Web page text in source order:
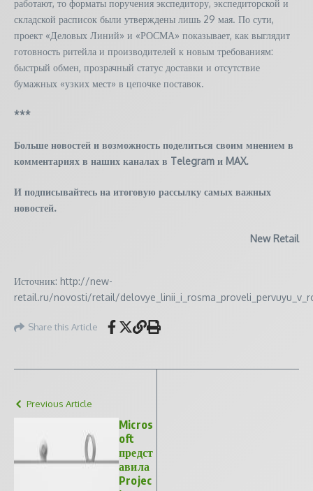
работают, то форматы поручения экспедитору, экспедиторской и
складской расписок были утверждены лишь 29 мая. По сути,
проект «Деловых Линий» и «РОСМА» показывает, как выглядит
готовность ритейла и производителей к новым требованиям:
быстрый обмен, прозрачный статус доставки и отсутствие
бумажных «узких мест» в цепочке поставок.
***
Больше новостей и возможность поделиться своим мнением в
комментариях в наших каналах в Telegram и MAX.
И подписывайтесь на итоговую рассылку самых важных
новостей.
New Retail
Источник: http://new-
retail.ru/novosti/retail/
Share this Article
Previous Article
Micros
oft
предст
авила
Projec